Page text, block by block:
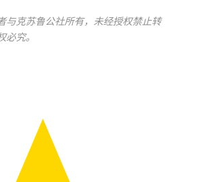
与克苏鲁公社所有，未经授权禁止转
究。